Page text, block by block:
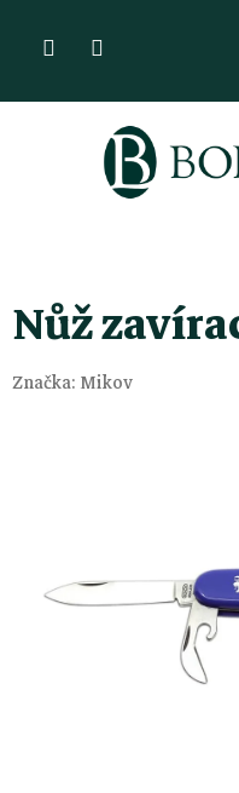
Nůž
Značka: Mikov